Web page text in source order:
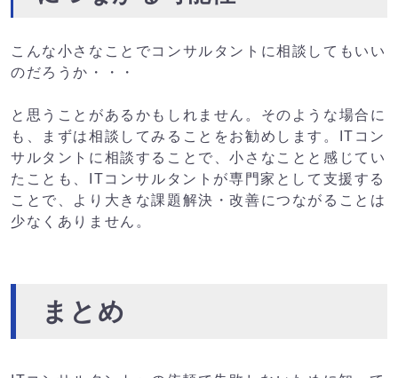
こんな小さなことでコンサルタントに相談してもいい
のだろうか・・・
と思うことがあるかもしれません。そのような場合に
も、まずは相談してみることをお勧めします。ITコン
サルタントに相談することで、小さなことと感じてい
たことも、ITコンサルタントが専門家として支援する
ことで、より大きな課題解決・改善につながることは
少なくありません。
まとめ